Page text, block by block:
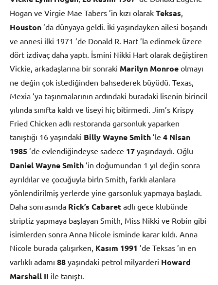
Hogan ve Virgie Mae Tabers ’in kızı olarak Teksas
Houston ’da dünyaya geldi. İki yaşındayken ailesi boşandı
ve annesi ilki 1971 ’de Donald R. Hart ’la edinmek üzere
dört izdivaç daha yaptı. İsmini Nikki Hart olarak değiştiren
Vickie, arkadaşlarına bir sonraki Marilyn Monroe olmayı
ne değin çok istediğinden bahsederek büyüdü. Texas,
Mexia ’ya taşınmalarının ardındaki buradaki lisenin birincil
yılında sınıfta kaldı ve liseyi hiç bitirmedi. Jim’s Krispy
Fried Chicken adlı restoranda garsonluk yaparken
tanıştığı 16 yaşındaki Billy Wayne Smith ’le 4 Nisan
1985 ’de evlendiğindeyse sadece 17 yaşındaydı. Oğlu
Daniel Wayne Smith ’in doğumundan 1 yıl değin sonra
ayrıldılar ve çocuğuyla birln Smith, farklı alanlara
yönlendirilmiş yerlerde yine garsonluk yapmaya başladı.
Daha sonrasında Rick’s Cabaret adlı gece klubünde
striptiz yapmaya başlayan Smith, Miss Nikki ve Robin gibi
isimlerden sonra Anna Nicole isminde karar kıldı. Anna
Nicole burada çalışırken, Kasım 1991 ’de Teksas ’ın en
varlıklı adamı 88 yaşındaki petrol milyarderi Howard
Marshall II ile tanıştı.